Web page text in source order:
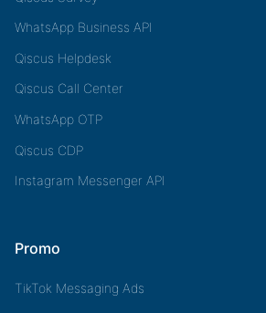
WhatsApp Business API
Qiscus Helpdesk
Qiscus Call Center
WhatsApp OTP
Qiscus CDP
Instagram Messenger API
Promo
TikTok Messaging Ads